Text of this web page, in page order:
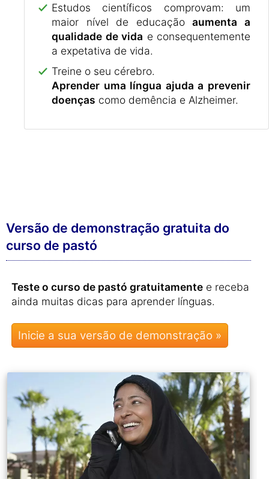
Estudos científicos comprovam: um
maior nível de educaçãoaumenta a
qualidade de vida e consequentemente
a expetativa de vida.
Treine o seu cérebro.
Aprender uma língua ajuda a prevenir
doenças como demência e Alzheimer.
Versão de demonstração gratuita do
curso de pastó
Teste o curso de pastó gratuitamente e receba
ainda muitas dicas para aprender línguas.